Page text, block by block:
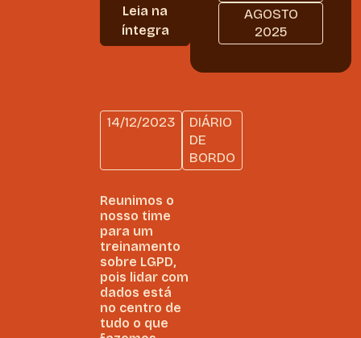
Leia na
íntegra
14/12/2023
DIÁRIO
DE
BORDO
Reunimos o
nosso time
para um
treinamento
sobre LGPD,
pois lidar com
dados está
no centro de
tudo o que
AGOSTO
2025